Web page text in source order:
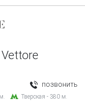
позвонить
Тверская - 380 м.